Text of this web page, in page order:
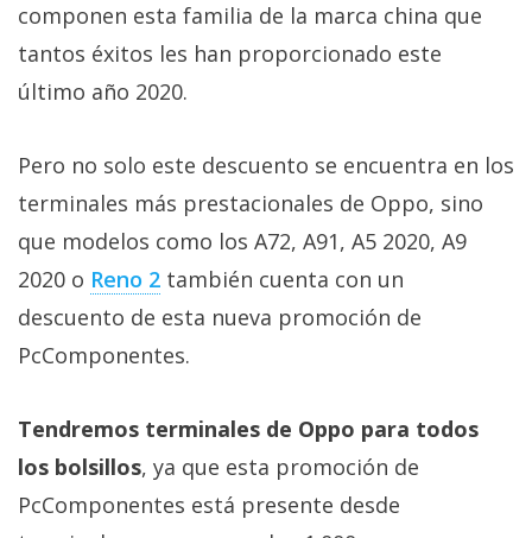
El medio de
comunicación
digital donde
encontrarás
tecnología,
móviles,
ordenadores,
informática,
videojuegos,
comparativas,
trucos y
(CC) 2006-
derechos
reservados
componen esta familia de la marca china que
tantos éxitos les han proporcionado este
último año 2020.
Pero no solo este descuento se encuentra en los
terminales más prestacionales de Oppo, sino
que modelos como los A72, A91, A5 2020, A9
2020 o Reno 2 también cuenta con un
descuento de esta nueva promoción de
PcComponentes.
Tendremos terminales de Oppo para todos
los bolsillos, ya que esta promoción de
PcComponentes está presente desde